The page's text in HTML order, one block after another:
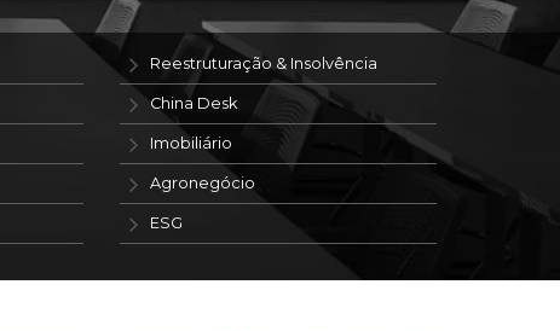
Reestruturação & Insolvência
China Desk
Imobiliário
Agronegócio
ESG